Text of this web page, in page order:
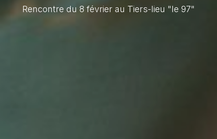
Rencontre du 8 février au Tiers-lieu "le 97"